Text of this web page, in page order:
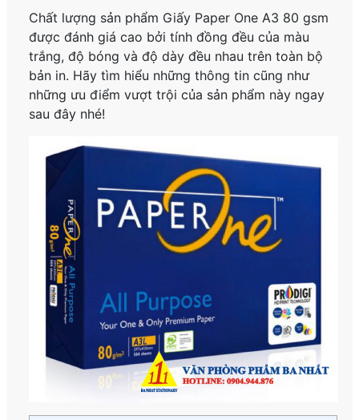
Chất lượng sản phẩm Giấy Paper One A3 80 gsm
được đánh giá cao bởi tính đồng đều của màu
trắng, độ bóng và độ dày đều nhau trên toàn bộ
bản in. Hãy tìm hiểu những thông tin cũng như
những ưu điểm vượt trội của sản phẩm này ngay
sau đây nhé!